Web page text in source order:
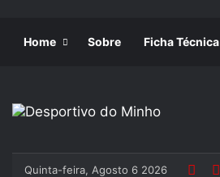
Home Sobre Ficha Técnica
Quinta-feira, Agosto 6 2026